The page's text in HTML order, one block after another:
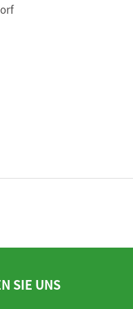
SIE UNS